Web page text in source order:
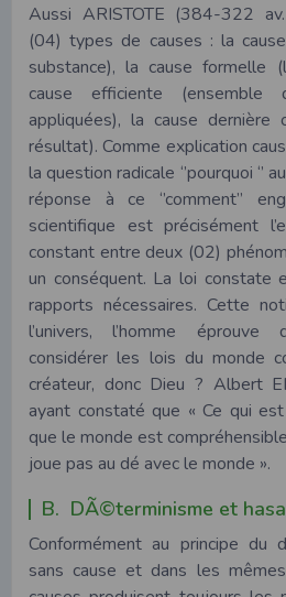
Aussi ARISTOTE (384-322
(04) types de causes : la
substance), la cause formelle
cause efficiente
appliquées), la cause
résultat). Comme explication
la question radicale ‘’pourquoi ‘’
réponse à ce ‘’comment’’
scientifique est précisément
constant entre deux (02)
un conséquent. La loi constate
rapports nécessaires. Cette
l’univers, l’homme éprouve
considérer les lois du monde
créateur, donc Dieu ? Albert
ayant constaté que « Ce qui est
que le monde est
joue pas au dé avec le monde ».
B. DÃ©terminisme et
Conformément au principe du
sans cause et dans les